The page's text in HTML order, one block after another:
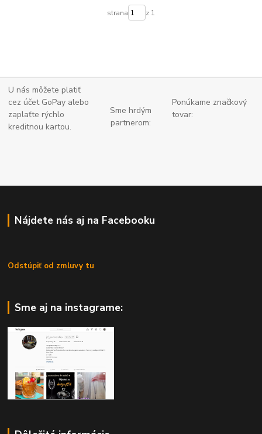
strana z 1
U nás môžete platiť
cez účet GoPay alebo
zaplaťte rýchlo
kreditnou kartou.
Sme hrdým
partnerom:
Ponúkame značkový
tovar:
Nájdete nás aj na Facebooku
Odstúpiť od zmluvy tu
Sme aj na instagrame: